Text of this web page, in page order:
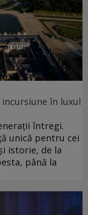
în luxul
întregi.
unică pentru cei
istorie, de la
până la